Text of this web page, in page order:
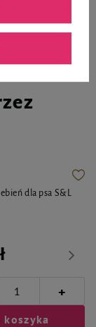
dla psa S&L
+
koszyka